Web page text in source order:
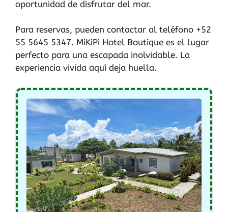
oportunidad de disfrutar del mar.
Para reservas, pueden contactar al teléfono +52
55 5645 5347. MiKiPi Hotel Boutique es el lugar
perfecto para una escapada inolvidable. La
experiencia vivida aquí deja huella.